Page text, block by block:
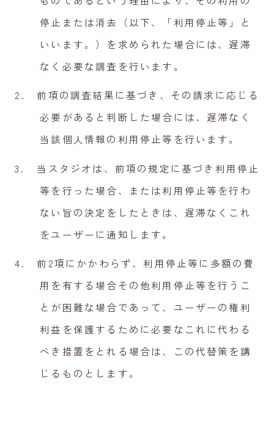
停止または消去（以下、「利用停止等」と
いいます。）を求められた場合には、遅滞
なく必要な調査を行います。
前項の調査結果に基づき、その請求に応じる
必要があると判断した場合には、遅滞なく
当該個人情報の利用停止等を行います。
当スタジオは、前項の規定に基づき利用停止
等を行った場合、または利用停止等を行わ
ない旨の決定をしたときは、遅滞なくこれ
をユーザーに通知します。
前2項にかかわらず、利用停止等に多額の費
用を有する場合その他利用停止等を行うこ
とが困難な場合であって、ユーザーの権利
利益を保護するために必要なこれに代わる
べき措置をとれる場合は、この代替策を講
じるものとします。